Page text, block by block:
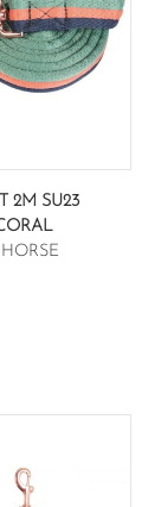
2M SU23